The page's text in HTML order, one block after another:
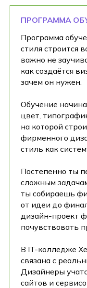
ПРОГРАММА
Программа
стиля строится
важно не
как создаётся
зачем он нужен.
Обучение
цвет,
на которой
фирменного
стиль как
Постепенно ты
сложным
ты собираешь
от идеи до
дизайн-проект
почувствовать
В IT-колледже
связана с
Дизайнеры
сайтов и